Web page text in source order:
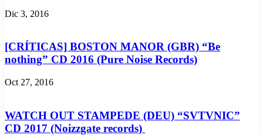
Dic 3, 2016
[CRÍTICAS] BOSTON MANOR (GBR) “Be
nothing” CD 2016 (Pure Noise Records)
Oct 27, 2016
WATCH OUT STAMPEDE (DEU) “SVTVNIC”
CD 2017 (Noizzgate records)